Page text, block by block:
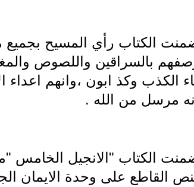
الكتاب رأي المسيح بجميع
بالسراقين واللصوص
الكذب وكذ ابون ،وانهم
مرسل من الله .
الكتاب "الانجيل الخامس
القاطع على وحدة الايمان